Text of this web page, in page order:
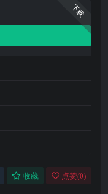
下载
收藏 点赞(0)